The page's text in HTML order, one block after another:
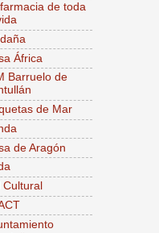
de toda
África
Barruelo de
de Mar
de Aragón
Cultural